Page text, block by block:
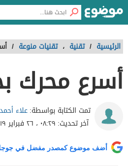
الرئيسية / تقنية ، تقنيات منوعة /
أسرع محرك
تمت الكتابة بواسطة:علاء
آخر تحديث: ٠٨:٢٩ ، ٢٦ فبراير ٢٠١٩
أضف موضوع كمصدر مفضل في